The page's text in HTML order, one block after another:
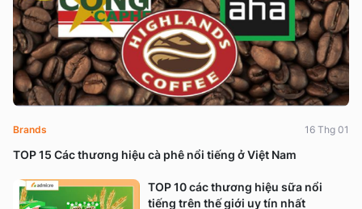
TOP 15 Các thương hiệu cà phê nổi tiếng ở Việt Nam
Brands 16 Thg 01
TOP 10 các thương hiệu sữa nổi
tiếng trên thế giới uy tín nhất